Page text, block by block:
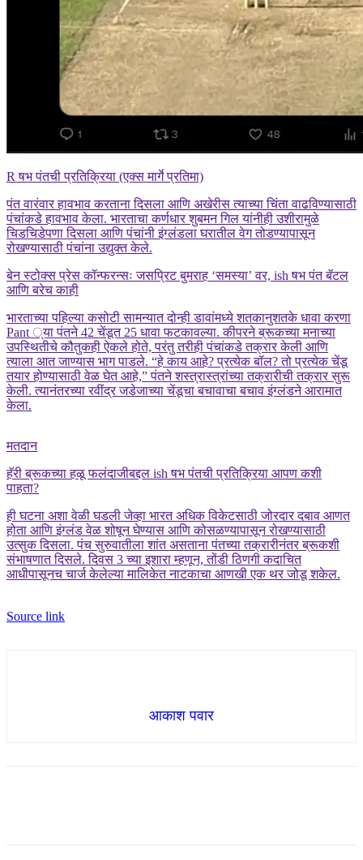
R षभ पंतची प्रतिक्रिया (एक्स मार्गे प्रतिमा)
पंत वारंवार हावभाव करताना दिसला आणि अखेरीस त्याच्या चिंता वाढविण्यासाठी
पंचांकडे हावभाव केला. भारताचा कर्णधार शुबमन गिल यांनीही उशीरामुळे
चिडचिडेपणा दिसला आणि पंचांनी इंग्लंडला घरातील वेग तोडण्यापासून
रोखण्यासाठी पंचांना उद्युक्त केले.
बेन स्टोक्स प्रेस कॉन्फरन्सः जसप्रिट बुमराह ‘समस्या’ वर, ish षभ पंत बॅटल
आणि बरेच काही
भारताच्या पहिल्या कसोटी सामन्यात दोन्ही डावांमध्ये शतकानुशतके धावा करणा
Pant ्या पंतने 42 चेंडूत 25 धावा फटकावल्या. कीपरने ब्रूकच्या मनाच्या
उपस्थितीचे कौतुकही ऐकले होते, परंतु तरीही पंचांकडे तक्रार केली आणि
त्याला आत जाण्यास भाग पाडले. “हे काय आहे? प्रत्येक बॉल? तो प्रत्येक चेंडू
तयार होण्यासाठी वेळ घेत आहे,” पंतने शस्त्रास्त्रांच्या तक्रारीची तक्रार सुरू
केली.त्यानंतरच्या रवींद्र जडेजाच्या चेंडूचा बचावाचा बचाव इंग्लंडने आरामात
केला.
मतदान
हॅरी ब्रूकच्या हळू फलंदाजीबद्दल ish षभ पंतची प्रतिक्रिया आपण कशी
पाहता?
ही घटना अशा वेळी घडली जेव्हा भारत अधिक विकेटसाठी जोरदार दबाव आणत
होता आणि इंग्लंड वेळ शोषून घेण्यास आणि कोसळण्यापासून रोखण्यासाठी
उत्सुक दिसला. पंच सुरुवातीला शांत असताना पंतच्या तक्रारीनंतर ब्रूकशी
संभाषणात दिसले. दिवस 3 च्या इशारा म्हणून, तोंडी ठिणगी कदाचित
आधीपासूनच चार्ज केलेल्या मालिकेत नाटकाचा आणखी एक थर जोडू शकेल.
Source link
आकाश पवार